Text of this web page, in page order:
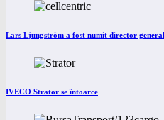
Lars Ljungström a fost numit director
IVECO Strator se întoarce